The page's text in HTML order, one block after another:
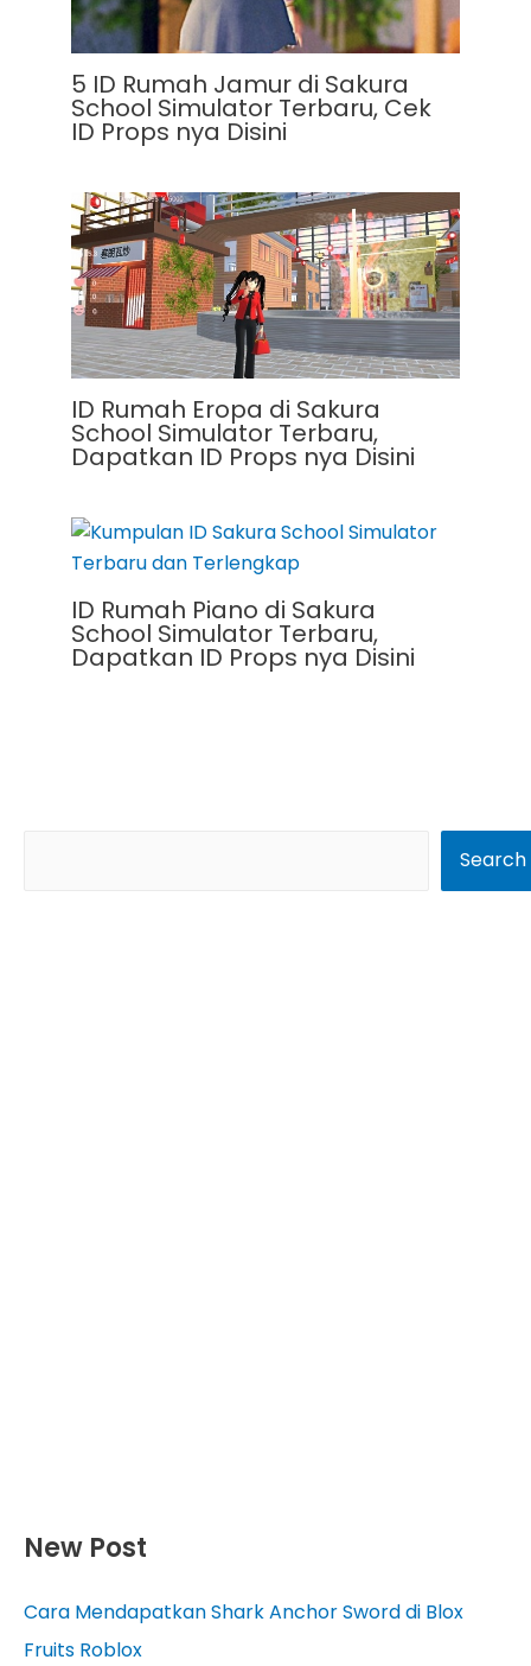
5 ID Rumah Jamur di Sakura
School Simulator Terbaru, Cek
ID Props nya Disini
ID Rumah Eropa di Sakura
School Simulator Terbaru,
Dapatkan ID Props nya Disini
ID Rumah Piano di Sakura
School Simulator Terbaru,
Dapatkan ID Props nya Disini
Search
New Post
Cara Mendapatkan Shark Anchor Sword di Blox
Fruits Roblox